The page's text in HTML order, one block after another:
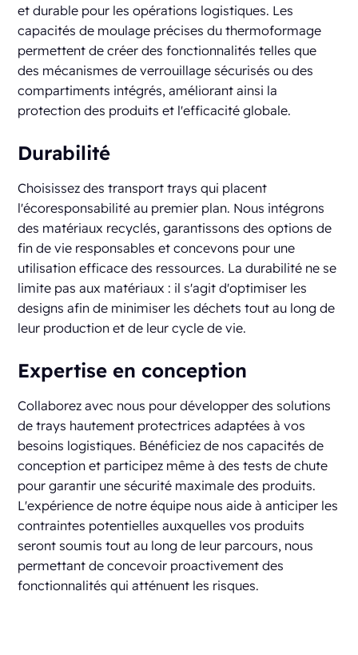
et durable pour les opérations logistiques. Les
capacités de moulage précises du thermoformage
permettent de créer des fonctionnalités telles que
des mécanismes de verrouillage sécurisés ou des
compartiments intégrés, améliorant ainsi la
protection des produits et l'efficacité globale.
Durabilité
Choisissez des transport trays qui placent
l'écoresponsabilité au premier plan. Nous intégrons
des matériaux recyclés, garantissons des options de
fin de vie responsables et concevons pour une
utilisation efficace des ressources. La durabilité ne se
limite pas aux matériaux : il s'agit d'optimiser les
designs afin de minimiser les déchets tout au long de
leur production et de leur cycle de vie.
Expertise en conception
Collaborez avec nous pour développer des solutions
de trays hautement protectrices adaptées à vos
besoins logistiques. Bénéficiez de nos capacités de
conception et participez même à des tests de chute
pour garantir une sécurité maximale des produits.
L'expérience de notre équipe nous aide à anticiper les
contraintes potentielles auxquelles vos produits
seront soumis tout au long de leur parcours, nous
permettant de concevoir proactivement des
fonctionnalités qui atténuent les risques.